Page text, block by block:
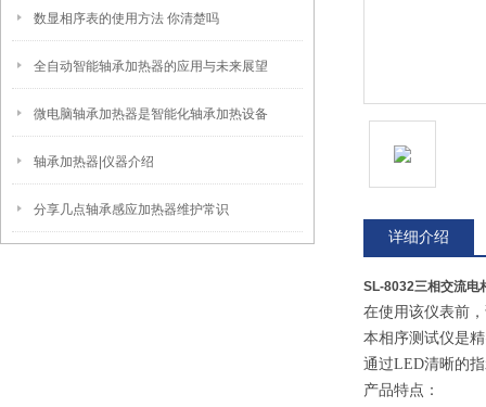
数显相序表的使用方法 你清楚吗
全自动智能轴承加热器的应用与未来展望
微电脑轴承加热器是智能化轴承加热设备
轴承加热器|仪器介绍
分享几点轴承感应加热器维护常识
详细介绍
SL-8032三相交流电
在使用该仪表前
本相序测试仪是
通过LED清晰的
产品特点：